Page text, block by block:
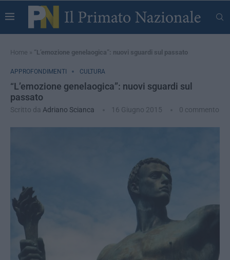
Home » “L’emozione genelaogica”: nuovi sguardi sul passato
APPROFONDIMENTI CULTURA
“L’emozione genelaogica”: nuovi sguardi sul
passato
Scritto da Adriano Scianca 16 Giugno 2015 0 commento